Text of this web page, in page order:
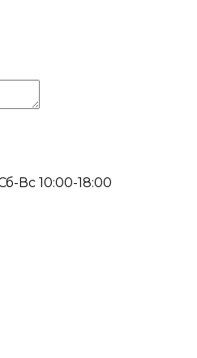
Вс 10:00-18:00